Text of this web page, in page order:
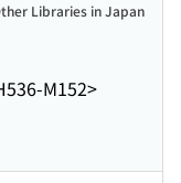
M152>
Libraries in Japan